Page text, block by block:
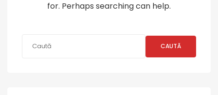
for. Perhaps searching can help.
CAUTĂ